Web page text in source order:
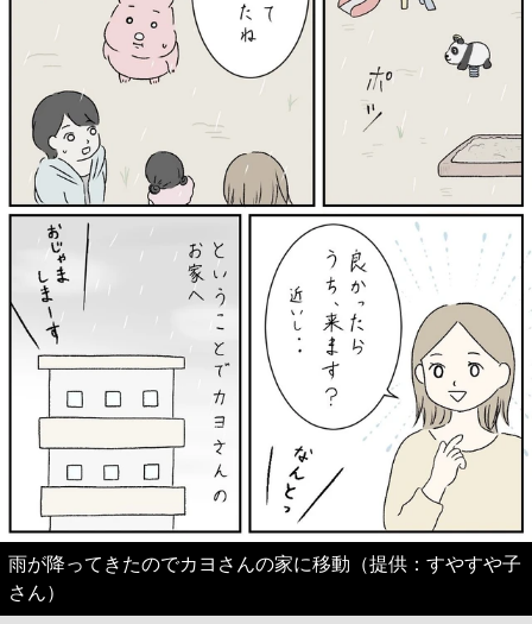
雨が降ってきたのでカヨさんの家に移動（提供：すやすや子
さん）